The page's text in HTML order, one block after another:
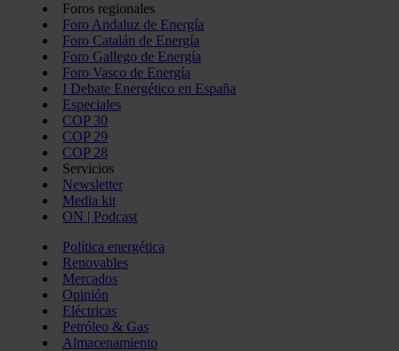
Foros regionales
Foro Andaluz de Energía
Foro Catalán de Energía
Foro Gallego de Energía
Foro Vasco de Energía
I Debate Energético en España
Especiales
COP 30
COP 29
COP 28
Servicios
Newsletter
Media kit
ON | Podcast
Política energética
Renovables
Mercados
Opinión
Eléctricas
Petróleo & Gas
Almacenamiento